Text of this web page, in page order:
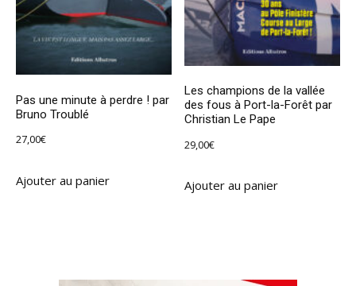
Pas une minute à perdre ! par
Bruno Troublé
27,00€
Ajouter au panier
Les champions de la vallée
des fous à Port-la-Forêt par
Christian Le Pape
29,00€
Ajouter au panier